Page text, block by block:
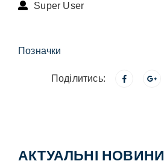
Super User
Позначки
Поділитись:
АКТУАЛЬНІ НОВИНИ